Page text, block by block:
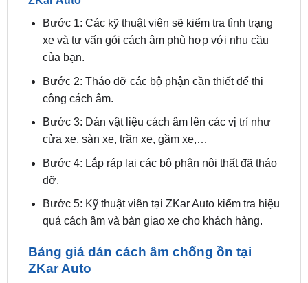
thông thường.
Quy trình cách âm chống ồn cho Kia Morning tại
ZKar Auto
Bước 1: Các kỹ thuật viên sẽ kiểm tra tình trạng
xe và tư vấn gói cách âm phù hợp với nhu cầu
Bước 2: Tháo dỡ các bộ phận cần thiết để thi
Bước 3: Dán vật liệu cách âm lên các vị trí như
Bước 4: Lắp ráp lại các bộ phận nội thất đã tháo
Bước 5: Kỹ thuật viên tại ZKar Auto kiểm tra hiệu
quả cách âm và bàn giao xe cho khách hàng.